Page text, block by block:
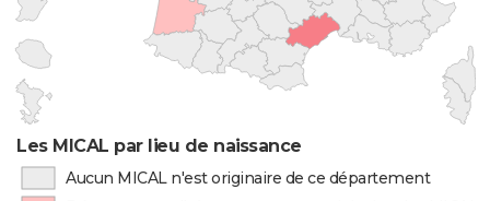
Les MICAL par lieu de naissance
Aucun MICAL n'est originaire de ce département